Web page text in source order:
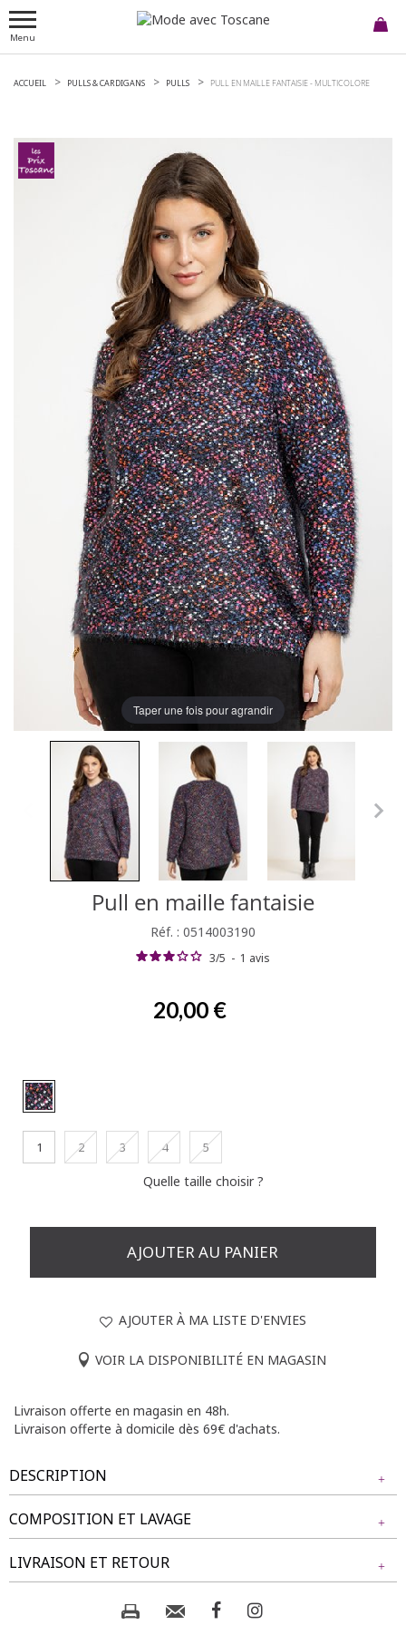
Menu
ACCUEIL PULLS & CARDIGANS PULLS PULL EN MAILLE FANTAISIE - MULTICOLORE
Taper une fois pour agrandir
Pull en maille fantaisie
Réf. : 0514003190
3/5 - 1 avis
20,00 €
1 2 3 4 5
Quelle taille choisir ?
AJOUTER AU PANIER
AJOUTER À MA LISTE D'ENVIES
VOIR LA DISPONIBILITÉ EN MAGASIN
Livraison offerte en magasin en 48h.
Livraison offerte à domicile dès 69€ d'achats.
DESCRIPTION
Pull grande taille à manches longues avec collier. Coupe
fluide. Manches longues. Emmanchures droites. Col V. Coloris
chiné. Maille texturée tissée de fils métallisés. Découpes
géométriques à la base devant. Boutons en métal à motifs
effet quadrillage sur découpes. Collier en maille serpent rond
avec pendentif mobile anneau marbré, perle et pastille en
COMPOSITION ET LAVAGE
Tissu principal : 85% POLYESTER, 15% ACRYLIQUE
Composition et lavage :
LIVRAISON ET RETOUR
NOS MODES DE LIVRAISON